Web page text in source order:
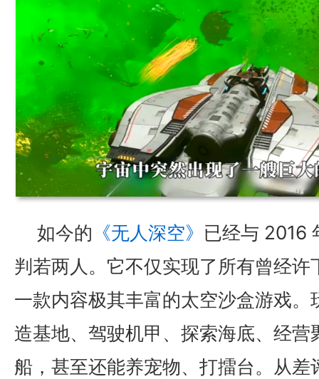
如今的 《无人深空》 已经与 2016
判若两人。它不仅实现了所有曾经许
一款内容极其丰富的太空沙盒游戏。
造基地、驾驶机甲、探索海底、经营
船，甚至还能养宠物、打擂台。从